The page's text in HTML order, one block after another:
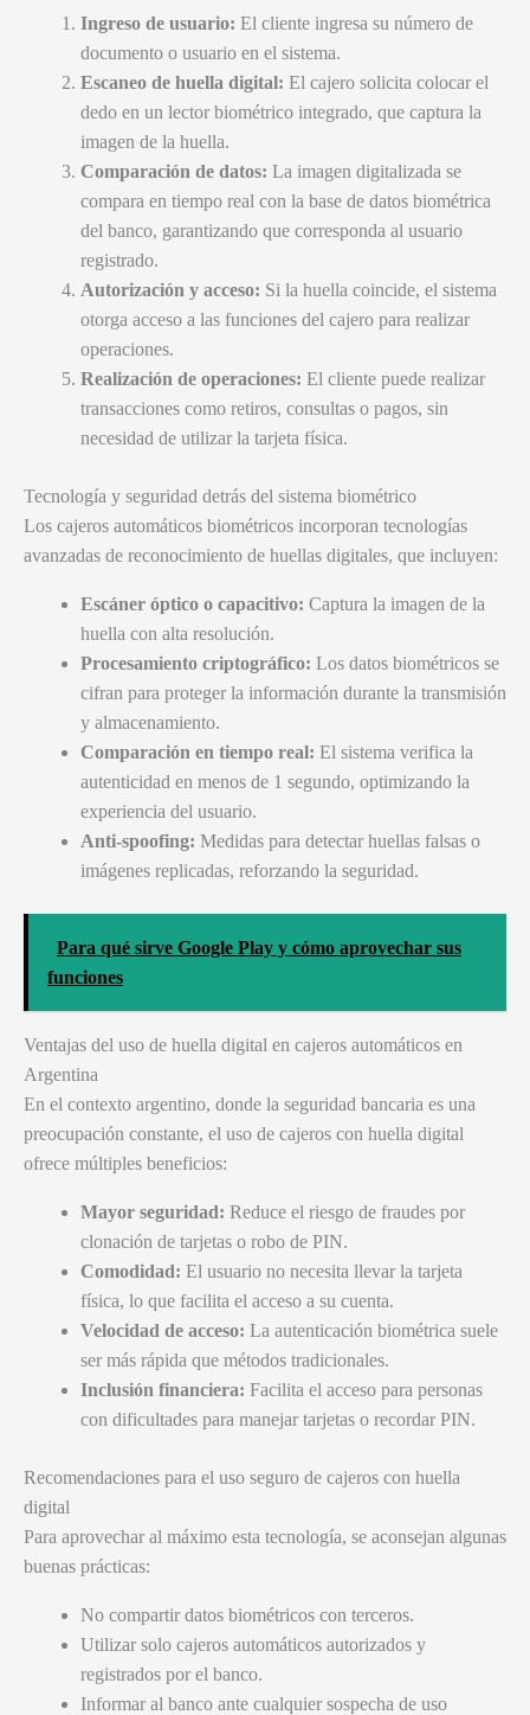
Ingreso de usuario: El cliente ingresa su número de
documento o usuario en el sistema.
Escaneo de huella digital: El cajero solicita colocar el
dedo en un lector biométrico integrado, que captura la
imagen de la huella.
Comparación de datos: La imagen digitalizada se
compara en tiempo real con la base de datos biométrica
del banco, garantizando que corresponda al usuario
registrado.
Autorización y acceso: Si la huella coincide, el sistema
otorga acceso a las funciones del cajero para realizar
operaciones.
Realización de operaciones: El cliente puede realizar
transacciones como retiros, consultas o pagos, sin
necesidad de utilizar la tarjeta física.
Tecnología y seguridad detrás del sistema biométrico
Los cajeros automáticos biométricos incorporan tecnologías
avanzadas de reconocimiento de huellas digitales, que incluyen:
Escáner óptico o capacitivo: Captura la imagen de la
huella con alta resolución.
Procesamiento criptográfico: Los datos biométricos se
cifran para proteger la información durante la transmisión
y almacenamiento.
Comparación en tiempo real: El sistema verifica la
autenticidad en menos de 1 segundo, optimizando la
experiencia del usuario.
Anti-spoofing: Medidas para detectar huellas falsas o
imágenes replicadas, reforzando la seguridad.
Para qué sirve Google Play y cómo aprovechar sus
funciones
Ventajas del uso de huella digital en cajeros automáticos en
Argentina
En el contexto argentino, donde la seguridad bancaria es una
preocupación constante, el uso de cajeros con huella digital
ofrece múltiples beneficios:
Mayor seguridad: Reduce el riesgo de fraudes por
clonación de tarjetas o robo de PIN.
Comodidad: El usuario no necesita llevar la tarjeta
física, lo que facilita el acceso a su cuenta.
Velocidad de acceso: La autenticación biométrica suele
ser más rápida que métodos tradicionales.
Inclusión financiera: Facilita el acceso para personas
con dificultades para manejar tarjetas o recordar PIN.
Recomendaciones para el uso seguro de cajeros con huella
digital
Para aprovechar al máximo esta tecnología, se aconsejan algunas
buenas prácticas:
No compartir datos biométricos con terceros.
Utilizar solo cajeros automáticos autorizados y
registrados por el banco.
Informar al banco ante cualquier sospecha de uso